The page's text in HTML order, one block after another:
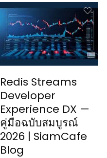
Redis Streams
Developer
Experience DX —
คู่มือฉบับสมบูรณ์
2026 | SiamCafe
Blog